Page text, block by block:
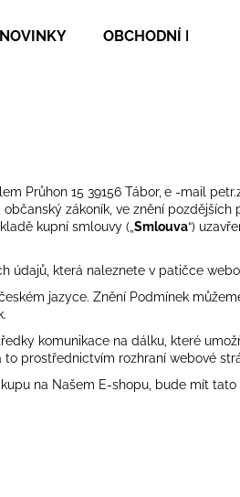
NOVINKY OBCHODNÍ
Průhon 15 39156 Tábor, e -mail
zákoník, ve znění pozdějších
kupní smlouvy („ Smlouva“)
údajů, která naleznete v patičce
jazyce. Znění Podmínek
komunikace na dálku, které
prostřednictvím rozhraní webové
na Našem E-shopu, bude mít